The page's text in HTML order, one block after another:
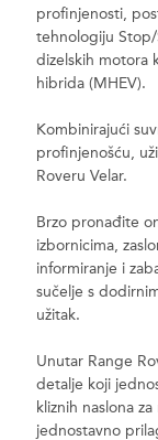
profinjenosti,
tehnologiju
dizelskih motora
hibrida (MHEV).
Kombinirajući
profinjenošću,
Roveru Velar.
Brzo pronađite
izbornicima,
informiranje i
sučelje s
užitak.
Unutar Range
detalje koji
kliznih naslona
jednostavno